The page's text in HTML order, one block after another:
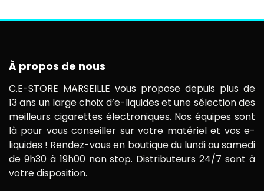
À propos de nous
C.E-STORE MARSEILLE vous propose depuis plus de
13 ans un large choix d’e-liquides et une sélection des
meilleurs cigarettes électroniques. Nos équipes sont
là pour vous conseiller sur votre matériel et vos e-
liquides ! Rendez-vous en boutique du lundi au samedi
de 9h30 à 19h00 non stop. Distributeurs 24/7 sont à
votre disposition.